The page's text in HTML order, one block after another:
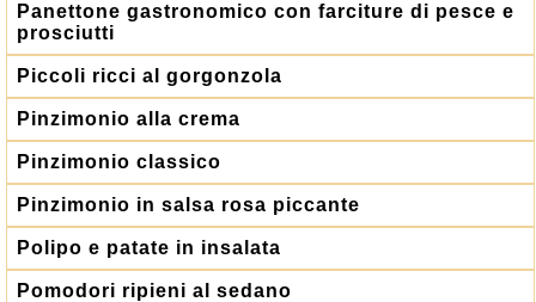
Panettone gastronomico con farciture di pesce e
prosciutti
Piccoli ricci al gorgonzola
Pinzimonio alla crema
Pinzimonio classico
Pinzimonio in salsa rosa piccante
Polipo e patate in insalata
Pomodori ripieni al sedano